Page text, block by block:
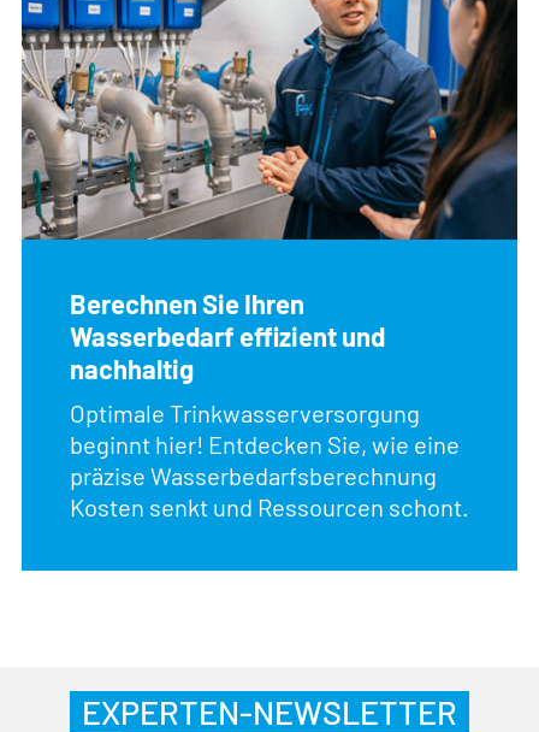
Berechnen Sie Ihren
Wasserbedarf effizient und
nachhaltig
Optimale Trinkwasserversorgung
beginnt hier! Entdecken Sie, wie eine
präzise Wasserbedarfsberechnung
Kosten senkt und Ressourcen schont.
EXPERTEN-NEWSLETTER